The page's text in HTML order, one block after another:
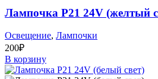
Лампочка P21 24V (желтый
Освещение, Лампочки
200₽
В корзину